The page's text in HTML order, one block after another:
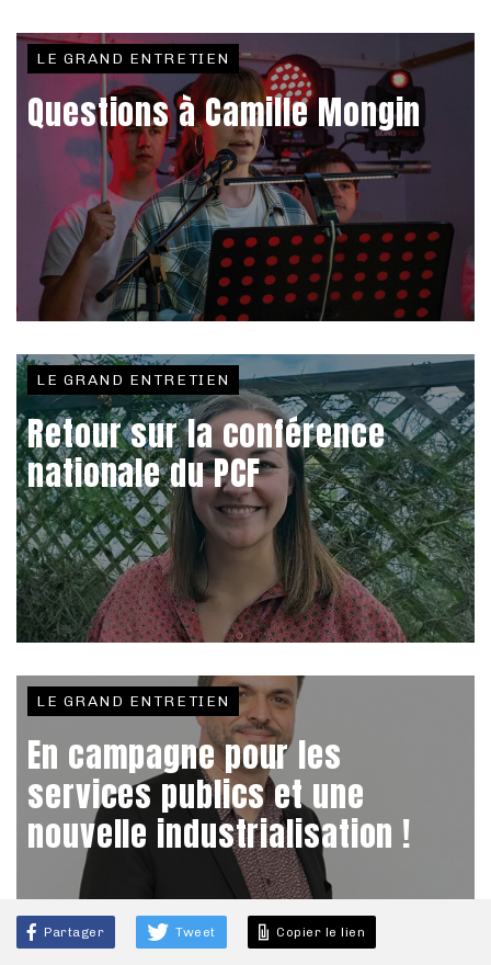
LE GRAND ENTRETIEN
Questions à Camille Mongin
LE GRAND ENTRETIEN
Retour sur la conférence
nationale du PCF
LE GRAND ENTRETIEN
En campagne pour les
services publics et une
nouvelle industrialisation !
Partager Tweet Copier le lien